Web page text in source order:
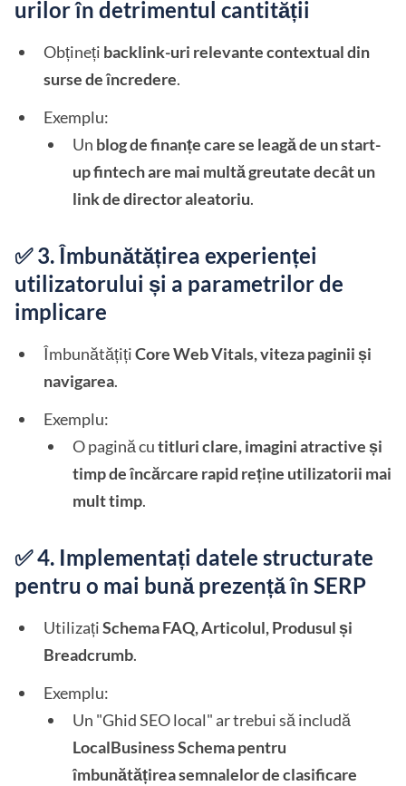
urilor în detrimentul cantității
Obțineți backlink-uri relevante contextual din
surse de încredere.
Exemplu:
Un blog de finanțe care se leagă de un start-
up fintech are mai multă greutate decât un
link de director aleatoriu.
✅ 3. Îmbunătățirea experienței
utilizatorului și a parametrilor de
implicare
ÎmbunătățițiCore Web Vitals, viteza paginii și
navigarea.
Exemplu:
O pagină cutitluri clare, imagini atractive și
timp de încărcare rapid reține utilizatorii mai
mult timp.
✅ 4. Implementați datele structurate
pentru o mai bună prezență în SERP
UtilizațiSchema FAQ, Articolul, Produsul și
Breadcrumb.
Exemplu:
Un "Ghid SEO local" ar trebui să includă
LocalBusiness Schema pentru
îmbunătățirea semnalelor de clasificare